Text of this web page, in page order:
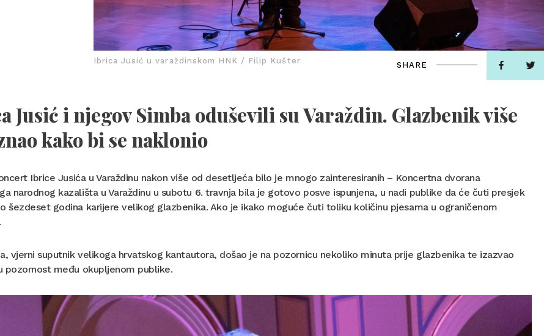
Ibrica Jusić u varaždinskom HNK / Filip Kušter SHARE
Jusić i njegov Simba oduševili su Varaždin. Glazbenik više
kako bi se naklonio
Ibrice Jusića u Varaždinu nakon više od desetljeća bilo je mnogo zainteresiranih – Koncertna dvorana
narodnog kazališta u Varaždinu u subotu 6. travnja bila je gotovo posve ispunjena, u nadi publike da će čuti presjek
šezdeset godina karijere velikog glazbenika. Ako je ikako moguće čuti toliku količinu pjesama u ograničenom
vjerni suputnik velikoga hrvatskog kantautora, došao je na pozornicu nekoliko minuta prije glazbenika te izazvao
pozornost među okupljenom publike.